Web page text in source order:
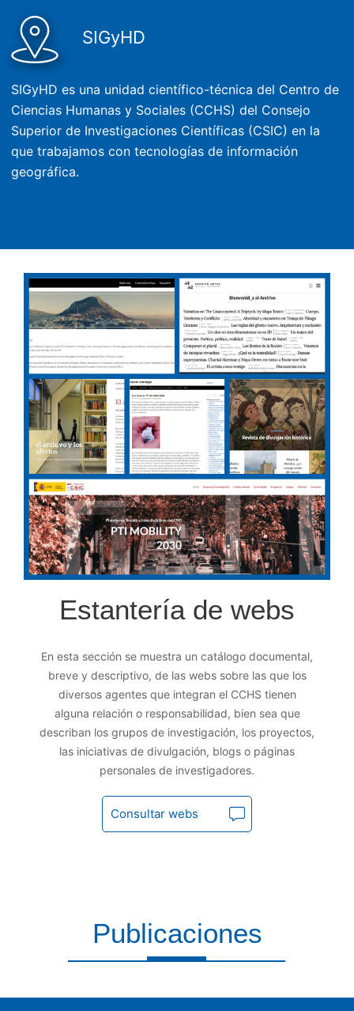
SIGyHD
SIGyHD es una unidad científico-técnica del Centro de
Ciencias Humanas y Sociales (CCHS) del Consejo
Superior de Investigaciones Científicas (CSIC) en la
que trabajamos con tecnologías de información
geográfica.
Estantería de webs
En esta sección se muestra un catálogo documental,
breve y descriptivo, de las webs sobre las que los
diversos agentes que integran el CCHS tienen
alguna relación o responsabilidad, bien sea que
describan los grupos de investigación, los proyectos,
las iniciativas de divulgación, blogs o páginas
personales de investigadores.
Consultar webs
Publicaciones